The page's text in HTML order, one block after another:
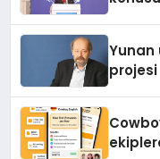
Yunan
projesi